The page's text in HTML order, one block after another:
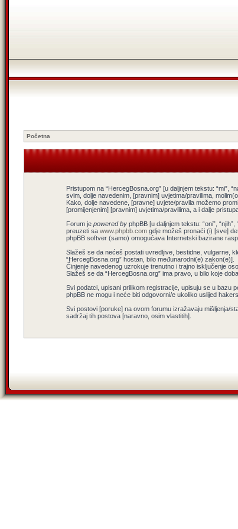
Početna
Pristupom na “HercegBosna.org” [u daljnjem tekstu: “mi”,
svim, dolje navedenim, [pravnim] uvjetima/pravilima,
Kako, dolje navedene, [pravne] uvjete/pravila možemo
[promijenjenim] [pravnim] uvjetima/pravilima, a i dalje
Forum je powered by phpBB [u daljnjem tekstu: “oni”,
preuzeti sa www.phpbb.com gdje možeš pronaći (i) [sve]
phpBB softver (samo) omogućava Internetski bazirane
Slažeš se da nećeš postati uvredljive, bestidne, vulgarne,
“HercegBosna.org” hostan, bilo međunarodni(e) zakon(e)].
Činjenje navedenog uzrokuje trenutno i trajno isključenje
Slažeš se da “HercegBosna.org” ima pravo, u bilo koje
Svi podatci, upisani prilikom registracije, upisuju se u bazu
phpBB ne mogu i neće biti odgovorni/e ukoliko uslijed
Svi postovi [poruke] na ovom forumu izražavaju mišljenja/
sadržaj tih postova [naravno, osim vlastitih].